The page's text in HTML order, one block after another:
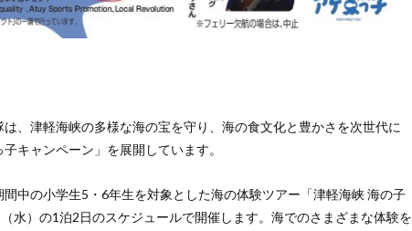
、津軽海峡の多様な海の宝を守り、海の食文化と豊かさを次世代に
キャンペーン」を展開しています。
中の小学生5・6年生を対象とした海の体験ツアー「津軽海峡 海の子
水）の1泊2日のスケジュールで開催します。海でのさまざまな体験を